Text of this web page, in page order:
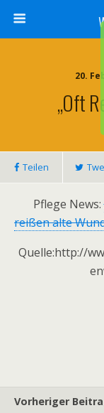
20.
„Oft
Teilen
Pflege News:
reißen alte
Quelle:http://
Vorheriger